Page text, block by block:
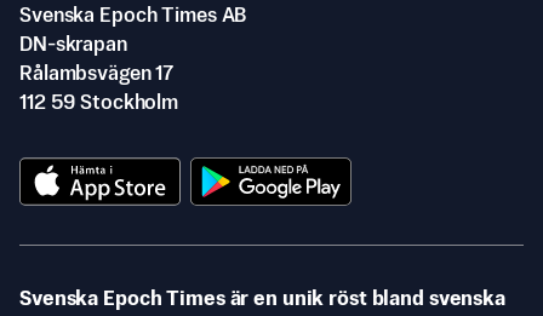
Svenska Epoch Times AB
DN-skrapan
Rålambsvägen 17
112 59 Stockholm
Svenska Epoch Times är en unik röst bland svenska